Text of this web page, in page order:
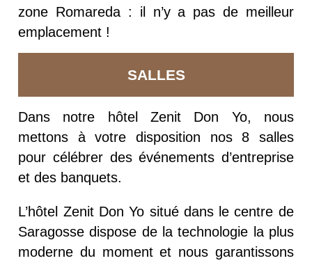
zone Romareda : il n’y a pas de meilleur
emplacement !
SALLES
Dans notre hôtel Zenit Don Yo, nous
mettons à votre disposition nos 8 salles
pour célébrer des événements d’entreprise
et des banquets.
L’hôtel Zenit Don Yo situé dans le centre de
Saragosse dispose de la technologie la plus
moderne du moment et nous garantissons